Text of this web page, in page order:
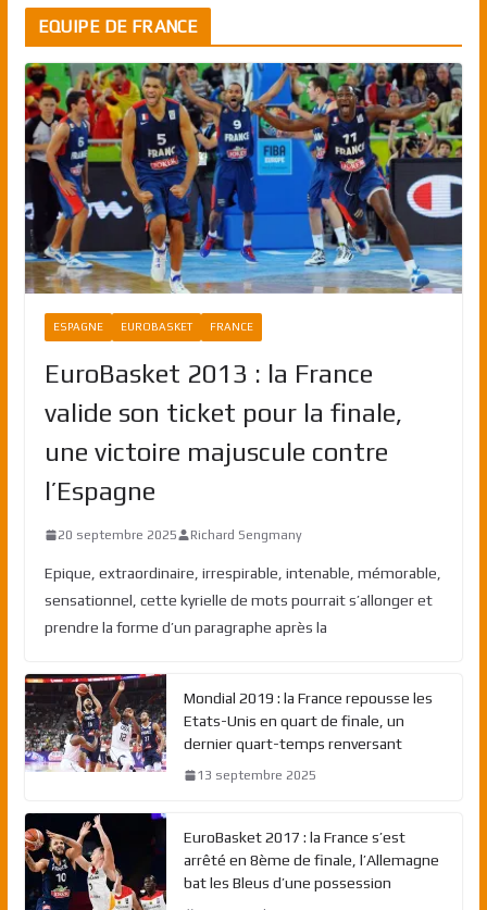
EQUIPE DE FRANCE
ESPAGNE EUROBASKET FRANCE
EuroBasket 2013 : la France
valide son ticket pour la finale,
une victoire majuscule contre
l’Espagne
20 septembre 2025 Richard Sengmany
Epique, extraordinaire, irrespirable, intenable, mémorable,
sensationnel, cette kyrielle de mots pourrait s’allonger et
prendre la forme d’un paragraphe après la
Mondial 2019 : la France repousse les
Etats-Unis en quart de finale, un
dernier quart-temps renversant
13 septembre 2025
EuroBasket 2017 : la France s’est
arrêté en 8ème de finale, l’Allemagne
bat les Bleus d’une possession